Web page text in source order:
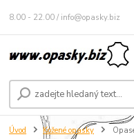
8.00 - 22.00 / info@opasky.biz
Úvod Kožené opasky